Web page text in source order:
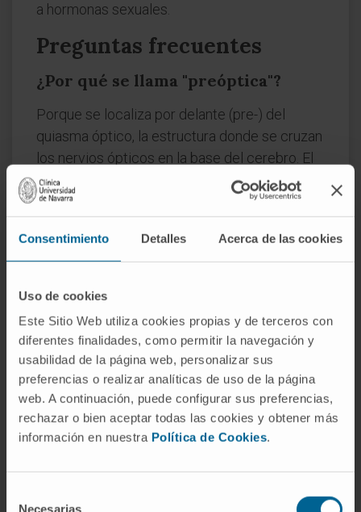
Consentimiento Detalles Acerca de las cookies
Uso de cookies
Este Sitio Web utiliza cookies propias y de terceros con
diferentes finalidades, como permitir la navegación y
usabilidad de la página web, personalizar sus
preferencias o realizar analíticas de uso de la página
web. A continuación, puede configurar sus preferencias,
rechazar o bien aceptar todas las cookies y obtener más
información en nuestra Política de Cookies.
Necesarias
a hormonas sexuales.
Preguntas frecuentes
¿Por qué se llama "preóptica"?
Porque se localiza por delante (pre-) del
quiasma óptico, la estructura donde se cruzan
los nervios ópticos en la base del cerebro. El
nombre describe una relación topográfica, no
funcional: el área preóptica no interviene en la
¿Es parte del hipotálamo?
Funcionalmente, sí. Embriológicamente, no del
todo: deriva del telencéfalo, mientras que el
hipotálamo propiamente dicho es
diencefálico. Pero la integración con el resto
del hipotálamo es tan completa que la
mayoría de los atlas y tratados la incluyen
dentro de él, y en la práctica clínica se trata
como su porción más anterior.
¿Qué relación tiene con la fiebre?